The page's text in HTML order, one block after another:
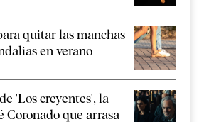
quitar las manchas
en verano
'Los creyentes', la
Coronado que arrasa